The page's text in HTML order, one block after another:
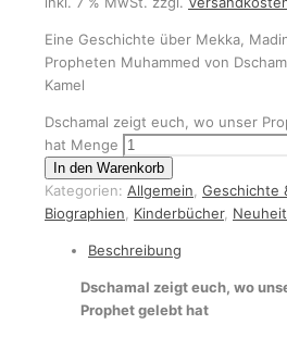
Eine Geschichte über Mekka,
Propheten Muhammed von
Kamel
Dschamal zeigt euch, wo unser
hat Menge
In den Warenkorb
Kategorien: Allgemein, Geschichte
Biographien, Kinderbücher,
Beschreibung
Dschamal zeigt euch, wo
Prophet gelebt hat